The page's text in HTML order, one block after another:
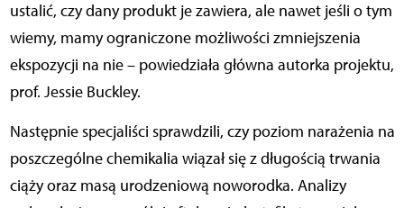
ustalić, czy dany produkt je zawiera, ale nawet jeśli o tym
wiemy, mamy ograniczone możliwości zmniejszenia
ekspozycji na nie – powiedziała główna autorka projektu,
prof. Jessie Buckley.
Następnie specjaliści sprawdzili, czy poziom narażenia na
poszczególne chemikalia wiązał się z długością trwania
ciąży oraz masą urodzeniową noworodka. Analizy